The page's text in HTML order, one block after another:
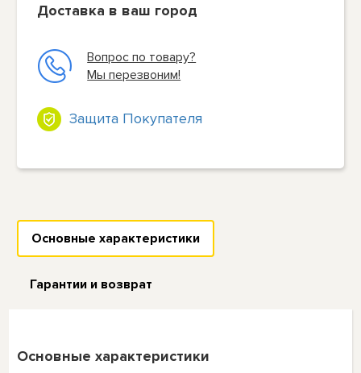
Доставка в ваш город
Вопрос по товару?
Мы перезвоним!
Защита Покупателя
Основные характеристики
Гарантии и возврат
Основные характеристики